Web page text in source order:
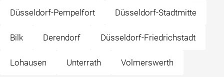
Düsseldorf-Pempelfort Düsseldorf-Stadtmitte
Bilk Derendorf Düsseldorf-Friedrichstadt
Lohausen Unterrath Volmerswerth